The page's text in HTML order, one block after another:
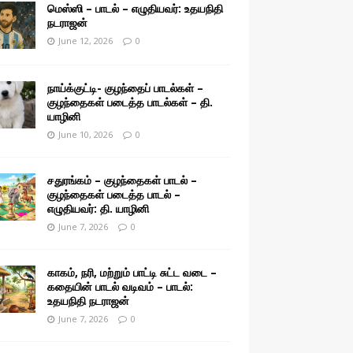
மெஸ்ஸி – பாடல் – எழுதியவர்: உதயநிதி
நடராஜன்
June 12, 2026 0
நாய்க்குட்டி- குழந்தைப் பாடல்கள் –
குழந்தைகள் படைத்த பாடல்கள் – தி.
யாழினி
June 10, 2026 0
சதுரங்கம் – குழந்தைகள் பாடல் –
குழந்தைகள் படைத்த பாடல் –
எழுதியவர்: தி. யாழினி
June 7, 2026 0
காகம், நரி, மற்றும் பாட்டி சுட்ட வடை –
கதையின் பாடல் வடிவம் – பாடல்:
உதயநிதி நடராஜன்
June 7, 2026 0